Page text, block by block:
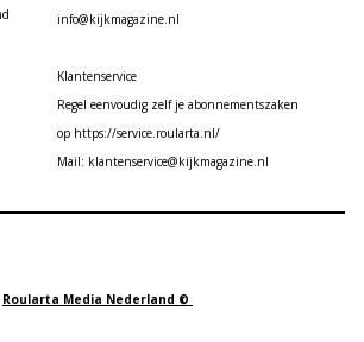
info@kijkmagazine.nl
Klantenservice
Regel eenvoudig zelf je abonnementszaken
op https://service.roularta.nl/
Mail: klantenservice@kijkmagazine.nl
Roularta Media Nederland ©